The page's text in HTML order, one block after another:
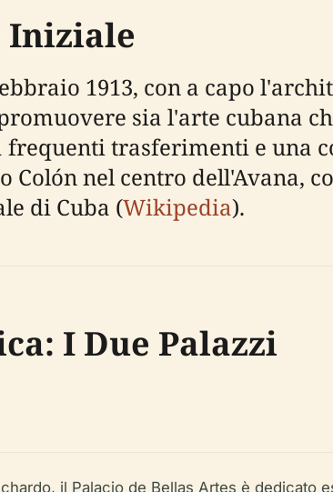
Iniziale
1913, con a capo
sia l'arte cubana
trasferimenti e una
nel centro dell'Avana,
di Cuba (Wikipedia).
I Due Palazzi
il Palacio de Bellas Artes è dedicato